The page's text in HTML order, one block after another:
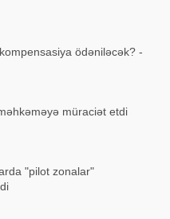
ödəniləcək? -
müraciət etdi
"pilot zonalar"